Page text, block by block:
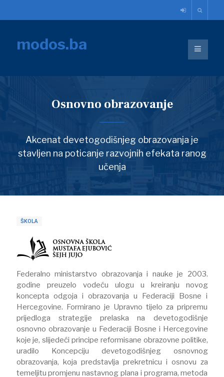
modos.ba
Osnovno obrazovanje
Akcenat devetogodišnjeg obrazovanja je
stavljen na poticanje razvojnih efekata ranog
učenja
ŠKOLA
Federalno ministarstvo obrazovanja i nauke je 2003.
godine preuzelo vodeću ulogu u kreiranju novog
koncepta odgoja i obrazovanja u Federaciji Bosne i
Hercegovine. Formirano je Upravno tijelo za pripremu
prijedloga strategije prelaska na devetogodišnje
osnovno obrazovanje u Federaciji Bosne i Hercegovine
koje je, slijedeći principe reformisane obrazovne politike,
uradilo Koncepciju devetogodišnjeg osnovnog
obrazovanja, koja predstavlja prekretnicu i osnovu za
temeljitu promjenu nastavnog plana i programa, metoda